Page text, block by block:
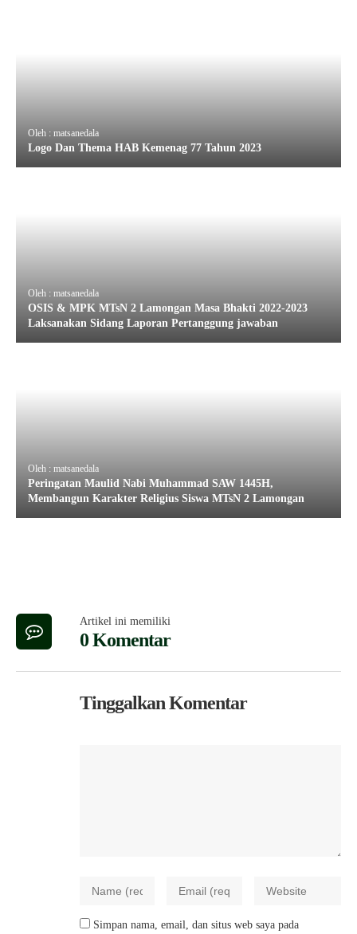
Oleh : matsanedala
Logo Dan Thema HAB Kemenag 77 Tahun 2023
Oleh : matsanedala
OSIS & MPK MTsN 2 Lamongan Masa Bhakti 2022-2023
Laksanakan Sidang Laporan Pertanggung jawaban
Oleh : matsanedala
Peringatan Maulid Nabi Muhammad SAW 1445H,
Membangun Karakter Religius Siswa MTsN 2 Lamongan
Artikel ini memiliki
0 Komentar
Tinggalkan Komentar
Simpan nama, email, dan situs web saya pada